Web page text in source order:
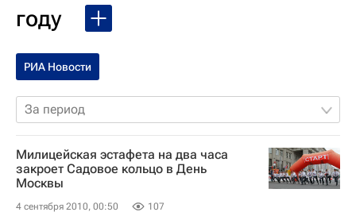
году
РИА Новости
За период
Милицейская эстафета на два часа
закроет Садовое кольцо в День
Москвы
4 сентября 2010, 00:50 107